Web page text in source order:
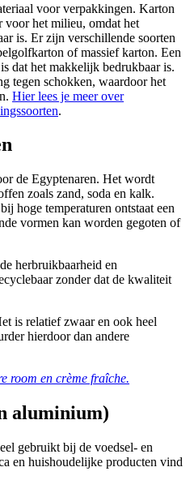
voor verpakkingen. Karton
voor het milieu, omdat het
is. Er zijn verschillende soorten
of massief karton. Een
dat het makkelijk bedrukbaar is.
tegen schokken, waardoor het
Hier lees je meer over
.
de Egyptenaren. Het wordt
zoals zand, soda en kalk.
hoge temperaturen ontstaat een
vormen kan worden gegoten of
herbruikbaarheid en
zonder dat de kwaliteit
is relatief zwaar en ook heel
hierdoor dan andere
room en crème fraîche.
aluminium)
gebruikt bij de voedsel- en
en huishoudelijke producten vind